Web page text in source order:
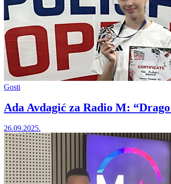
Gosti
Ada Avdagić za Radio M:
26.09.2025.